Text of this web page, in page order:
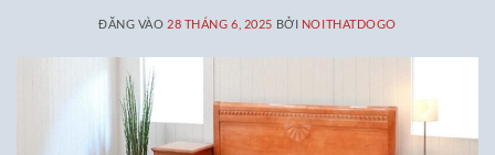
ĐĂNG VÀO 28 THÁNG 6, 2025 BỞI NOITHATDOGO